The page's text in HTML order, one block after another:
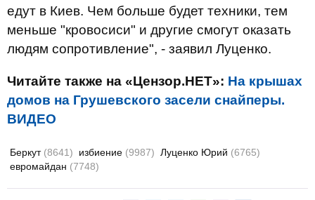
едут в Киев. Чем больше будет техники, тем
меньше "кровосиси" и другие смогут оказать
людям сопротивление", - заявил Луценко.
Читайте также на «Цензор.НЕТ»: На крышах
домов на Грушевского засели снайперы.
ВИДЕО
Беркут (8641) избиение (9987) Луценко Юрий (6765)
евромайдан (7748)